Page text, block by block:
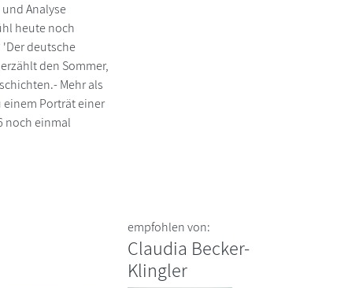
Analyse
heute noch
'Der deutsche
den Sommer,
Mehr als
einem Porträt einer
noch einmal
empfohlen von:
Claudia Becker-
Klingler